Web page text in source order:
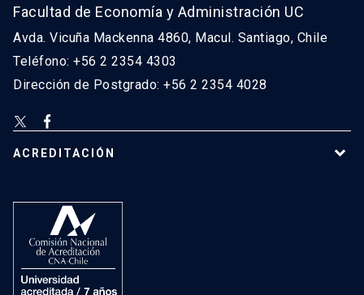
Facultad de Economía y Administración UC
Avda. Vicuña Mackenna 4860, Macul. Santiago, Chile
Teléfono: +56 2 2354 4303
Dirección de Postgrado: +56 2 2354 4028
ACREDITACIÓN